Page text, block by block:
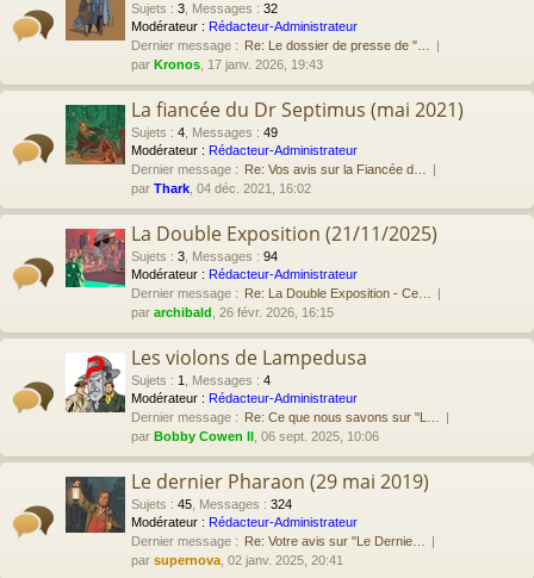
Sujets : 3 Messages : 32
Modérateur : Rédacteur-Administrateur
Dernier message : Re: Le dossier de presse de "…
par Kronos , 17 janv. 2026, 19:43
La fiancée du Dr Septimus (mai 2021)
Sujets : 4 Messages : 49
Modérateur : Rédacteur-Administrateur
Dernier message : Re: Vos avis sur la Fiancée d…
par Thark , 04 déc. 2021, 16:02
La Double Exposition (21/11/2025)
Sujets : 3 Messages : 94
Modérateur : Rédacteur-Administrateur
Dernier message : Re: La Double Exposition - Ce…
par archibald , 26 févr. 2026, 16:15
Les violons de Lampedusa
Sujets : 1 Messages : 4
Modérateur : Rédacteur-Administrateur
Dernier message : Re: Ce que nous savons sur "L…
par Bobby Cowen II , 06 sept. 2025, 10:06
Le dernier Pharaon (29 mai 2019)
Sujets : 45 Messages : 324
Modérateur : Rédacteur-Administrateur
Dernier message : Re: Votre avis sur "Le Dernie…
par supernova , 02 janv. 2025, 20:41